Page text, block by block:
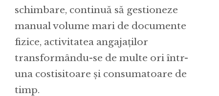
schimbare, continuă să gestioneze
manual volume mari de documente
fizice, activitatea angajaților
transformându-se de multe ori într-
una costisitoare și consumatoare de
timp.